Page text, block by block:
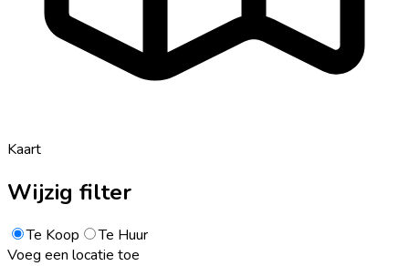
Kaart
Wijzig filter
Te Koop
Te Huur
Voeg een locatie toe